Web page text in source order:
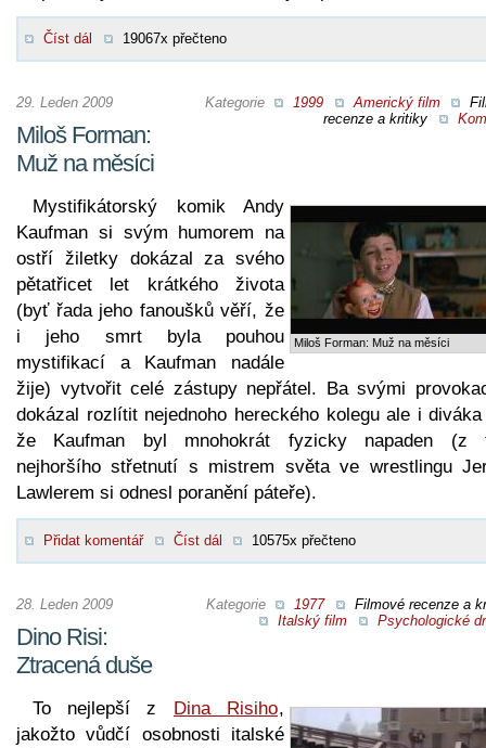
Číst dál 19067x přečteno
Kategorie 1999 Americký film
recenze a kritiky
29. Leden 2009
Miloš Forman:
Muž na měsíci
Miloš Forman: Muž na měsíci
Mystifikátorský komik Andy
Kaufman si svým humorem na
ostří žiletky dokázal za svého
pětatřicet let krátkého života
(byť řada jeho fanoušků věří, že
i jeho smrt byla pouhou
mystifikací a Kaufman nadále
žije) vytvořit celé zástupy nepřátel. Ba svými
dokázal rozlítit nejednoho hereckého kolegu ale i
že Kaufman byl mnohokrát fyzicky napaden (z
nejhoršího střetnutí s mistrem světa ve wrestlingu
Lawlerem si odnesl poranění páteře).
Přidat komentář Číst dál 10575x přečteno
Kategorie 1977
Filmové recenze a
Italský film
Psychologické
28. Leden 2009
Dino Risi:
Ztracená duše
To nejlepší z Dina Risiho,
jakožto vůdčí osobnosti italské